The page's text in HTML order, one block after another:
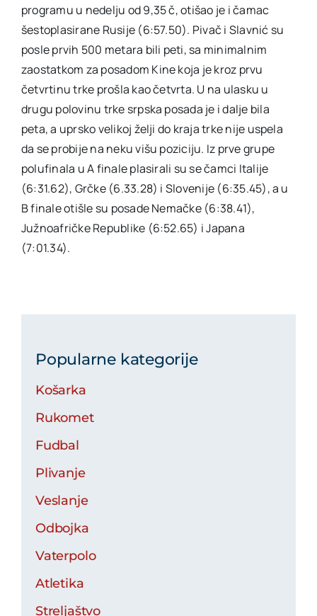
programu u nedelju od 9,35 č, otišao je i čamac
šestoplasirane Rusije (6:57.50). Pivač i Slavnić su
posle prvih 500 metara bili peti, sa minimalnim
zaostatkom za posadom Kine koja je kroz prvu
četvrtinu trke prošla kao četvrta. U na ulasku u
drugu polovinu trke srpska posada je i dalje bila
peta, a uprsko velikoj želji do kraja trke nije uspela
da se probije na neku višu poziciju. Iz prve grupe
polufinala u A finale plasirali su se čamci Italije
(6:31.62), Grčke (6.33.28) i Slovenije (6:35.45), a u
B finale otišle su posade Nemačke (6:38.41),
Južnoafričke Republike (6:52.65) i Japana
(7:01.34).
Popularne kategorije
Košarka
Rukomet
Fudbal
Plivanje
Veslanje
Odbojka
Vaterpolo
Atletika
Streljaštvo